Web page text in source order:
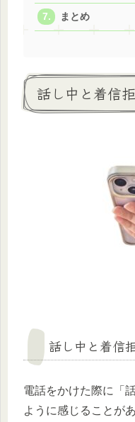
まとめ
話し中と着信
話し中と着信
電話をかけた際に「
ように感じることが